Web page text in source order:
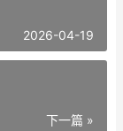
2026-04-19
下一篇 »